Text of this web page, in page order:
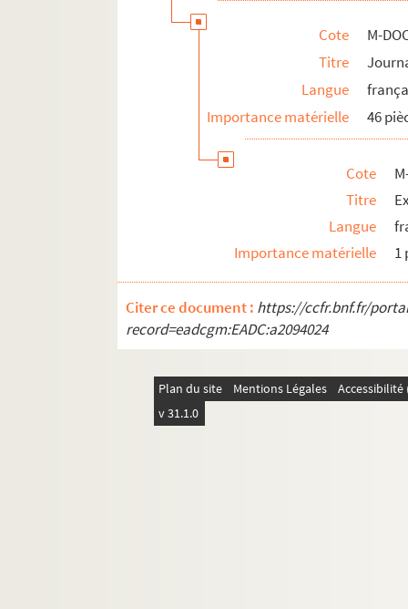
Cote
M-
Titre
Langue
Importance matérielle
46
Cote
Titre
Langue
Importance matérielle
1
Citer ce document : https://ccfr.bnf.fr/
record=eadcgm:EADC:a2094024
Plan du site Mentions Légales
v 31.1.0